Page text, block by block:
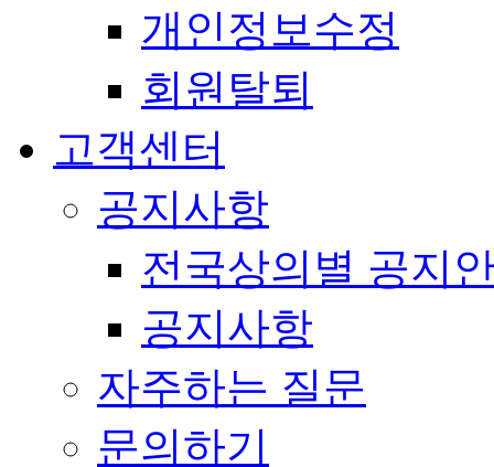
개인정보수정
회원탈퇴
고객센터
공지사항
전국상의별 공지
공지사항
자주하는 질문
문의하기